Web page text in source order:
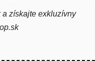
získajte exkluzívny